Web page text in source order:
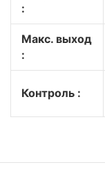
:
Макс. выход
:
Контроль :